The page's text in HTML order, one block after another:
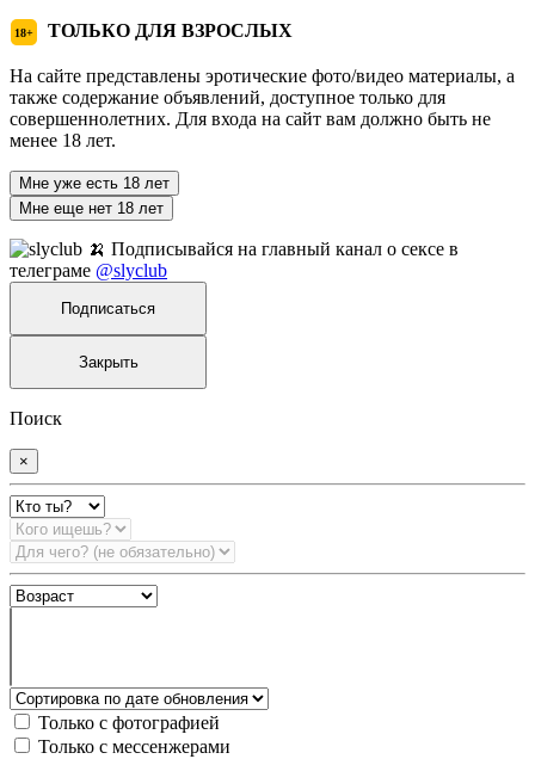
18+ ТОЛЬКО ДЛЯ ВЗРОСЛЫХ
На сайте представлены эротические фото/видео материалы, а
также содержание объявлений, доступное только для
совершеннолетних. Для входа на сайт вам должно быть не
менее 18 лет.
Мне уже есть 18 лет
Мне еще нет 18 лет
🍌 Подписывайся на главный канал о сексе в
телеграме @slyclub
Подписаться
Закрыть
Поиск
×
Только с фотографией
Только с мессенжерами